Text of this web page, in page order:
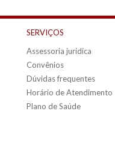
SERVIÇOS
Assessoria jurídica
Convênios
Dúvidas frequentes
Horário de Atendimento
Plano de Saúde